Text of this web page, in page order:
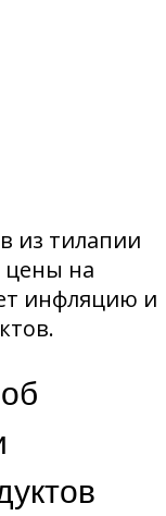
из тилапии
цены на
инфляцию и